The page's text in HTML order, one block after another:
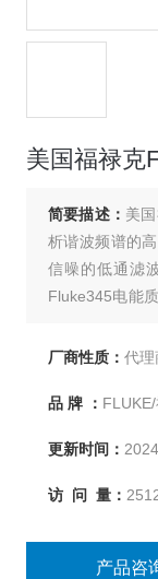
美国福禄克
简要描述： 美
析谐波频谱的高
信噪的低通滤波
Fluke345电能
需中断电路的情
而分析趋势或间歇
厂商性质： 代理
品 牌 ：
更新时间：
访 问 量：
产品咨